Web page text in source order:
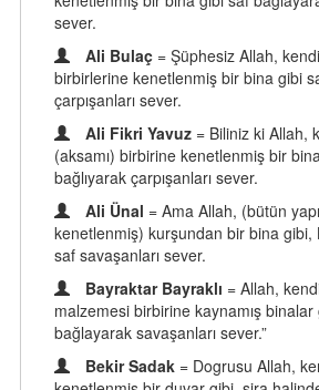
sever.
Ali Bulaç = Şüphesiz Allah,
birbirlerine kenetlenmiş bir bina gibi
çarpışanları sever.
Ali Fikri Yavuz = Biliniz ki Allah,
(aksamı) birbirine kenetlenmiş bir
bağlıyarak çarpışanları sever.
Ali Ünal = Ama Allah, (bütün
kenetlenmiş) kurşundan bir bina gibi,
saf savaşanları sever.
Bayraktar Bayraklı = Allah,
malzemesi birbirine kaynamış
bağlayarak savaşanları sever.”
Bekir Sadak = Dogrusu Allah,